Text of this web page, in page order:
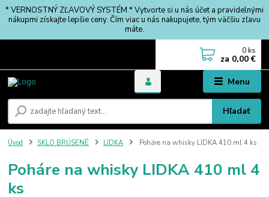
* VERNOSTNÝ ZĽAVOVÝ SYSTÉM * Vytvorte si u nás účet a pravidelnými
nákupmi získajte lepšie ceny. Čím viac u nás nakupujete, tým väčšiu zľavu
máte.
Menu
Hľadať
0 ks
za 0,00 €
Úvod SKLO BRÚSENÉ LIDKA Poháre na whisky LIDKA 410 ml 4 ks
Poháre na whisky LIDKA 410 ml 4
ks